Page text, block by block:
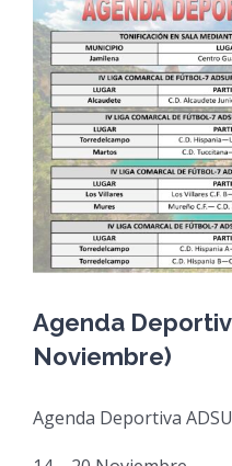
Larger
Image
Agenda
Noviembre)
Agenda Deportiva